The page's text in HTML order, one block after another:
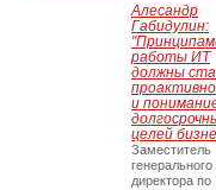
Алесандр
Габидулин:
работы ИТ
должны
и
целей
Заместитель
генерального
директора